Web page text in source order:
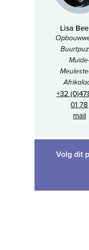
Lisa
+32
01 78
mail
Volg dit